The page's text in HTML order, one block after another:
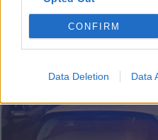
CONFIRM
Data Deletion Data